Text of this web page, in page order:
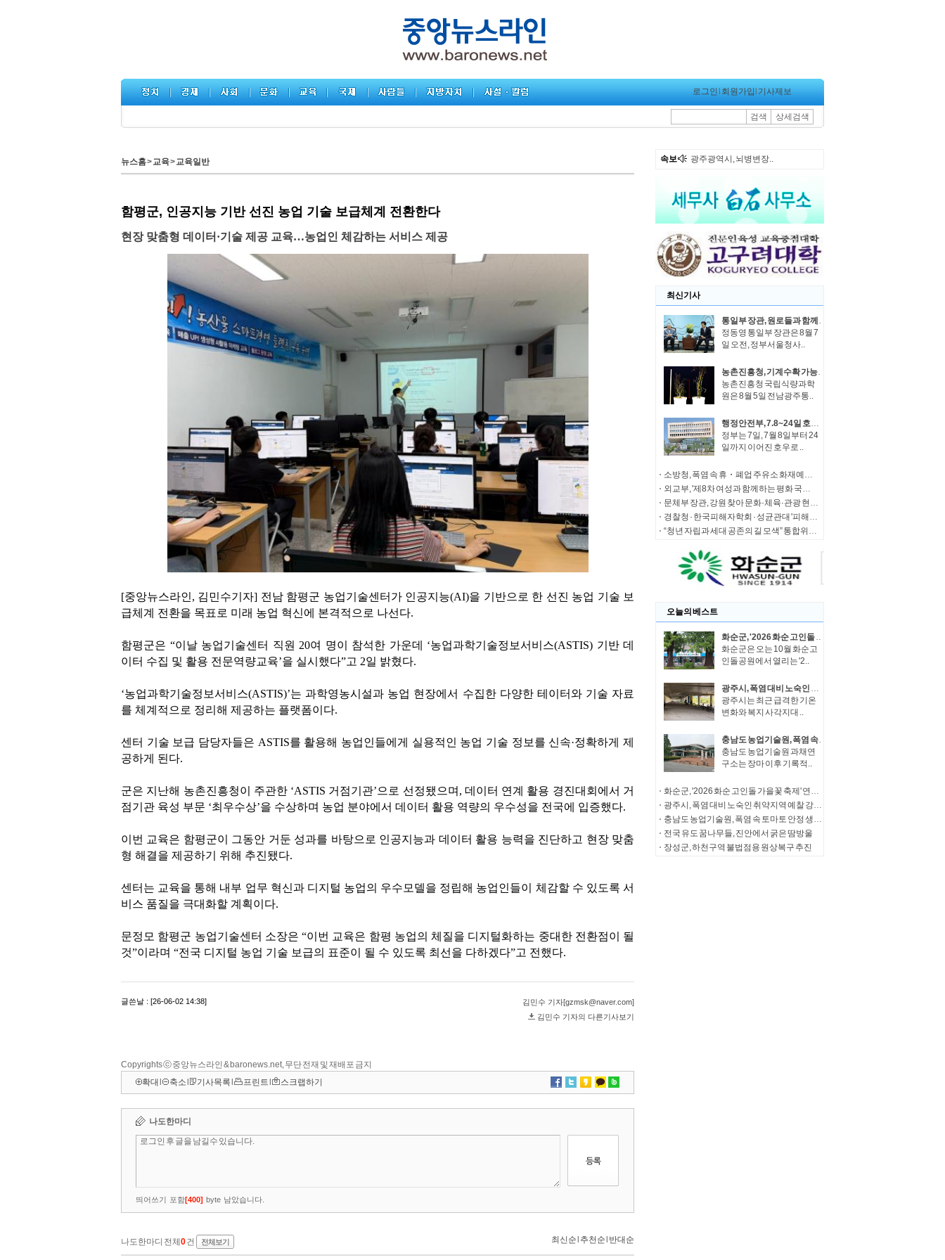
로그인 회원가입 기사제보
검색 상세검색
뉴스홈>교육>교육일반
Copyrights ⓒ 중앙뉴스라인 & baronews.net, 무단 전재 및 재배포 금지
확대
축소 기사목록 프린트 스크랩하기
속보 광주광역시, 뇌병변장..
최신기사
통일부 장관, 원로들과 함께 '한반도 평화공존 발전구상' 공감대 형성 방안 논의
정동영 통일부 장관은 8월 7
일 오전, 정부서울청사..
농촌진흥청, 기계수확 가능한 녹두 새 품종 '채흔' 현장 평가회
농촌진흥청 국립식량과학
원은 8월 5일 전남광주통..
행정안전부, 7.8~24일 호우 피해 특별재난지역 선포
정부는 7일, 7월 8일부터 24
일까지 이어진 호우로 ..
소방청, 폭염 속 휴・폐업 주유소 화재예방에 총력
외교부, '제8차 여성과 함께하는 평화 국제회의' 청년 서포터즈 모집
문체부 장관, 강원 찾아 문화·체육·관광 현장 소통 나서
경찰청 · 한국피해자학회 · 성균관대 '피해자 중심 사법개혁' 학술대회 개최
“청년 자립과 세대 공존의 길 모색” 통합위, '세대상생 자산 특별위원회' 출범
오늘의 베스트
화순군, '2026 화순 고인돌 가을꽃 축제' 연계 체류형 관광·지역경제 활성화 추진
화순군은 오는 10월 화순고
인돌공원에서 열리는 '2..
광주시, 폭염 대비 노숙인 취약지역 예찰 강화…주 2회 이상 상시 순찰
광주시는 최근 급격한 기온
변화와 복지 사각지대 ..
충남도 농업기술원, 폭염 속 토마토 안정 생산 현장 지도 강화
충남도 농업기술원 과채연
구소는 장마 이후 기록적..
화순군, '2026 화순 고인돌 가을꽃 축제' 연계 체류형 관광·지역경제 활성화 추진
광주시, 폭염 대비 노숙인 취약지역 예찰 강화…주 2회 이상 상시 순찰
충남도 농업기술원, 폭염 속 토마토 안정 생산 현장 지도 강화
전국 유도 꿈나무들, 진안에서 굵은 땀방울
장성군, 하천구역 불법점용 원상복구 추진